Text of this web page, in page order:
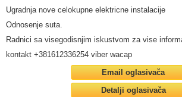
Ugradnja nove celokupne elektricne instalacije
Odnosenje suta.
Radnici sa visegodisnjim iskustvom za vise
kontakt +381612336254 viber wacap
Email oglasivača
Detalji oglasivača